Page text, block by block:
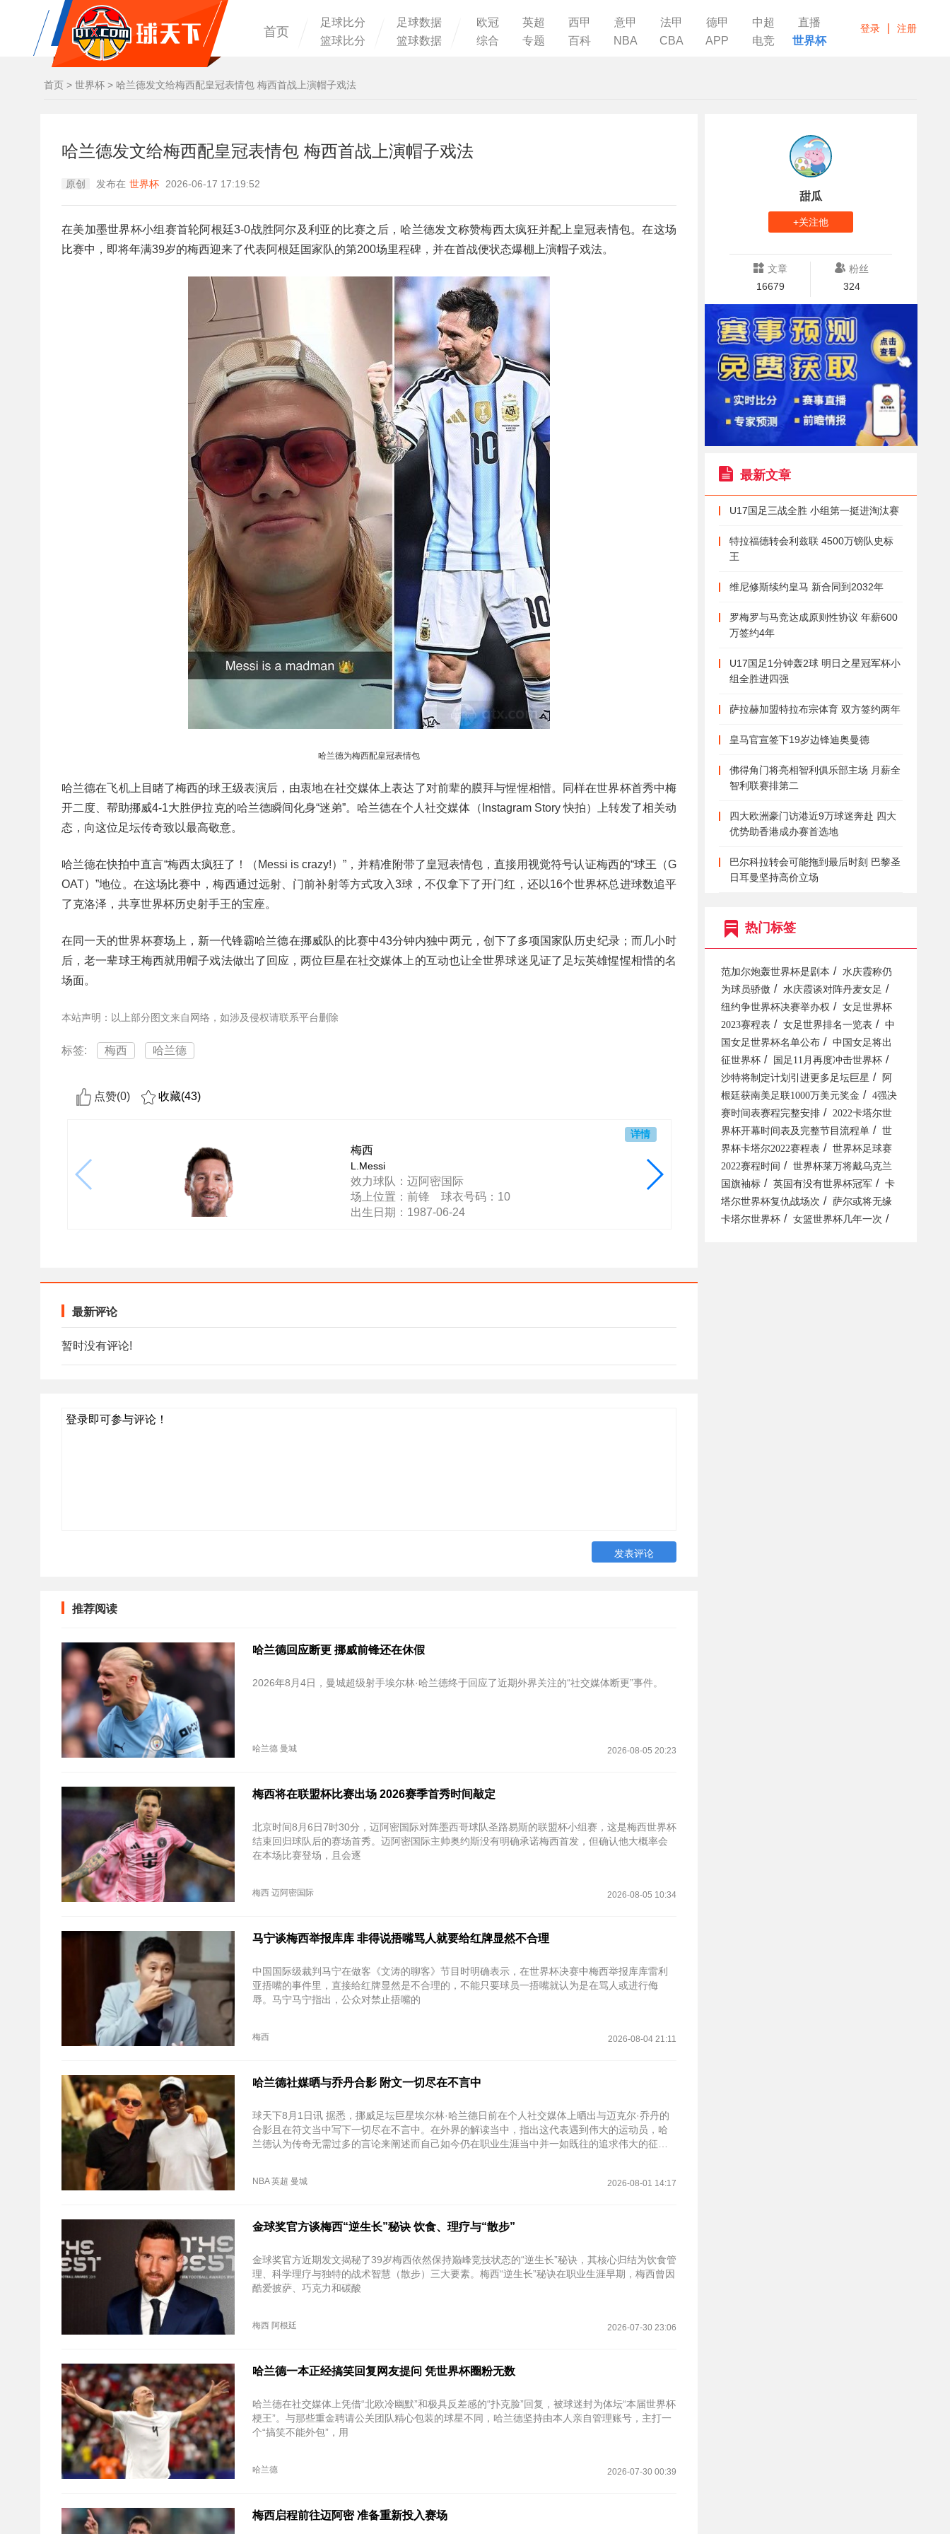
首页
足球比分
篮球比分
足球数据
篮球数据
欧冠 英超 西甲 意甲 法甲 德甲 中超
直播
综合
专题 百科 NBA CBA APP 电竞 世界杯
登录 注册
首页 > 世界杯 > 哈兰德发文给梅西配皇冠表情包 梅西首战上演帽子戏法
哈兰德发文给梅西配皇冠表情包 梅西首战上演帽子戏法
原创 发布在 世界杯 2026-06-17 17:19:52
在美加墨世界杯小组赛首轮阿根廷3-0战胜阿尔及利亚的比赛之后，哈兰德发文称赞梅西太疯狂并配上皇冠表情包。在这场
比赛中，即将年满39岁的梅西迎来了代表阿根廷国家队的第200场里程碑，并在首战便状态爆棚上演帽子戏法。
哈兰德为梅西配皇冠表情包
哈兰德在飞机上目睹了梅西的球王级表演后，由衷地在社交媒体上表达了对前辈的膜拜与惺惺相惜。同样在世界杯首秀中梅
开二度、帮助挪威4-1大胜伊拉克的哈兰德瞬间化身“迷弟”。哈兰德在个人社交媒体（Instagram Story 快拍）上转发了相关动
态，向这位足坛传奇致以最高敬意。
哈兰德在快拍中直言“梅西太疯狂了！（Messi is crazy!）”，并精准附带了皇冠表情包，直接用视觉符号认证梅西的“球王（G
OAT）”地位。在这场比赛中，梅西通过远射、门前补射等方式攻入3球，不仅拿下了开门红，还以16个世界杯总进球数追平
了克洛泽，共享世界杯历史射手王的宝座。
在同一天的世界杯赛场上，新一代锋霸哈兰德在挪威队的比赛中43分钟内独中两元，创下了多项国家队历史纪录；而几小时
后，老一辈球王梅西就用帽子戏法做出了回应，两位巨星在社交媒体上的互动也让全世界球迷见证了足坛英雄惺惺相惜的名
场面。
本站声明：以上部分图文来自网络，如涉及侵权请联系平台删除
标签: 梅西 哈兰德
点赞(0) 收藏(43)
详情
梅西
L.Messi
效力球队：迈阿密国际
场上位置：前锋 球衣号码：10
出生日期：1987-06-24
最新评论
暂时没有评论!
登录即可参与评论！
推荐阅读
哈兰德回应断更 挪威前锋还在休假
2026年8月4日，曼城超级射手埃尔林·哈兰德终于回应了近期外界关注的“社交媒体断更”事件。
哈兰德 曼城 2026-08-05 20:23
梅西将在联盟杯比赛出场 2026赛季首秀时间敲定
北京时间‌8月6日7时30分‌，迈阿密国际对阵墨西哥球队圣路易斯的联盟杯小组赛，这是梅西世界杯
结束回归球队后的赛场首秀。迈阿密国际主帅奥约斯没有明确承诺梅西首发，但确认他大概率会
在本场比赛登场，且会逐
梅西 迈阿密国际 2026-08-05 10:34
马宁谈梅西举报库库 非得说捂嘴骂人就要给红牌显然不合理
中国国际级裁判马宁在做客《文涛的聊客》节目时明确表示，在世界杯决赛中梅西举报库库雷利
亚捂嘴的事件里，直接给红牌显然是不合理的，不能只要球员一捂嘴就认为是在骂人或进行侮
辱。马宁马宁指出，公众对禁止捂嘴的
梅西 2026-08-04 21:11
哈兰德社媒晒与乔丹合影 附文一切尽在不言中
球天下8月1日讯 据悉，挪威足坛巨星埃尔林·哈兰德日前在个人社交媒体上晒出与迈克尔·乔丹的
合影且在符文当中写下一切尽在不言中。在外界的解读当中，指出这代表遇到伟大的运动员，哈
兰德认为传奇无需过多的言论来阐述而自己如今仍在职业生涯当中并一如既往的追求伟大的征
NBA 英超 曼城 2026-08-01 14:17
金球奖官方谈梅西“逆生长”秘诀 饮食、理疗与“散步”
金球奖官方近期发文揭秘了39岁梅西依然保持巅峰竞技状态的“逆生长”秘诀，其核心归结为饮食管
理、科学理疗与独特的战术智慧（散步）三大要素。梅西“逆生长”秘诀在职业生涯早期，梅西曾因
酷爱披萨、巧克力和碳酸
梅西 阿根廷 2026-07-30 23:06
哈兰德一本正经搞笑回复网友提问 凭世界杯圈粉无数
哈兰德在社交媒体上凭借“北欧冷幽默”和极具反差感的“扑克脸”回复，被球迷封为体坛“本届世界杯
梗王”。与那些重金聘请公关团队精心包装的球星不同，哈兰德坚持由本人亲自管理账号，主打一
个“搞笑不能外包”，用
哈兰德 2026-07-30 00:39
梅西启程前往迈阿密 准备重新投入赛场
甜瓜
+关注他
文章
16679
粉丝
324
最新文章
U17国足三战全胜 小组第一挺进淘汰赛
特拉福德转会利兹联 4500万镑队史标
王
维尼修斯续约皇马 新合同到2032年
罗梅罗与马竞达成原则性协议 年薪600
万签约4年
U17国足1分钟轰2球 明日之星冠军杯小
组全胜进四强
萨拉赫加盟特拉布宗体育 双方签约两年
皇马官宣签下19岁边锋迪奥曼德
佛得角门将亮相智利俱乐部主场 月薪全
智利联赛排第二
四大欧洲豪门访港近9万球迷奔赴 四大
优势助香港成办赛首选地
巴尔科拉转会可能拖到最后时刻 巴黎圣
日耳曼坚持高价立场
热门标签
范加尔炮轰世界杯是剧本 /
水庆霞称仍
为球员骄傲 / 水庆霞谈对阵丹麦女足 /
纽约争世界杯决赛举办权 /
女足世界杯
2023赛程表 / 女足世界排名一览表 /
中
国女足世界杯名单公布 /
中国女足将出
征世界杯 / 国足11月再度冲击世界杯 /
沙特将制定计划引进更多足坛巨星 /
阿
根廷获南美足联1000万美元奖金 /
4强决
赛时间表赛程完整安排 /
2022卡塔尔世
界杯开幕时间表及完整节目流程单 /
世
界杯卡塔尔2022赛程表 /
世界杯足球赛
2022赛程时间 /
世界杯莱万将戴乌克兰
国旗袖标 / 英国有没有世界杯冠军 /
卡
塔尔世界杯复仇战场次 /
萨尔或将无缘
卡塔尔世界杯 / 女篮世界杯几年一次 /